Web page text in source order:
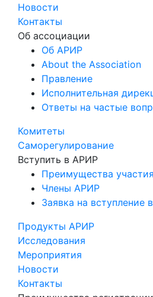
Новости
Контакты
Об ассоциации
Об АРИР
About the Association
Правление
Исполнительная
Ответы на частые
Комитеты
Саморегулирование
Вступить в АРИР
Преимущества
Члены АРИР
Заявка на вступление
Продукты АРИР
Исследования
Мероприятия
Новости
Контакты